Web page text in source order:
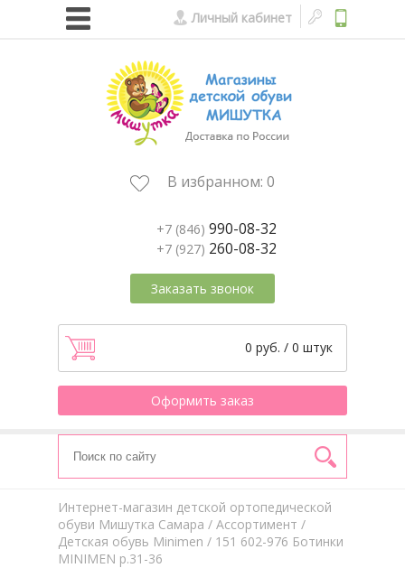
Личный кабинет
В избранном: 0
+7 (846) 990-08-32
+7 (927) 260-08-32
Заказать звонок
0 руб. / 0 штук
Оформить заказ
Интернет-магазин детской ортопедической
обуви Мишутка Самара / Aссортимент /
Детская обувь Minimen / 151 602-976 Ботинки
MINIMEN р.31-36